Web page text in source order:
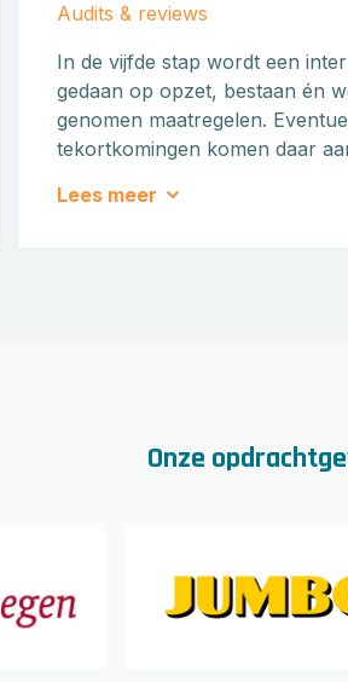
Audits & reviews
In de vijfde stap wordt een
gedaan op opzet, bestaan én
genomen maatregelen.
tekortkomingen komen daar
Hiermee kunt u grip blíjven
Lees meer
Onze